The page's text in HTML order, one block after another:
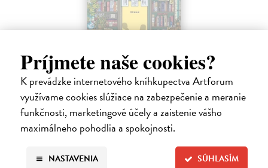
Príjmete naše cookies?
K prevádzke internetového kníhkupectva Artforum
využívame cookies slúžiace na zabezpečenie a meranie
funkčnosti, marketingové účely a zaistenie vášho
maximálneho pohodlia a spokojnosti.
SÚHLASÍM
NASTAVENIA
Dni v kníhkupectve Morisaki
Jagisawa Satoshi| Kniha
Dvadsaťpäťročná Takako si žila pomerne bezstarostne až do dňa, keď
jej priateľ Hideaki, za ktorého sa chcela vydať, len tak mimochodom
oznámi, že ju podvádza a žení sa s inou. Jej život sa zrazu rúca.
Na sklade